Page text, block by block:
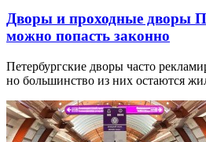
Дворы и проходные дворы
можно попасть законно
Петербургские дворы часто
но большинство из них остаются